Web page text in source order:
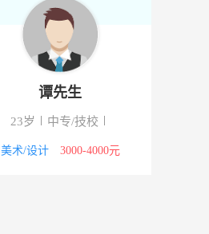
08-07
08-07
08-07
08-07
谭先生
23岁 中专/技校
美术/设计 3000-4000元